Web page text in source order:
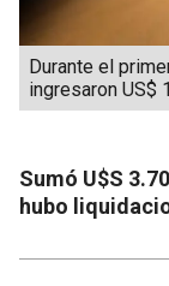
Durante el
ingresaron US$
Sumó U$S
hubo